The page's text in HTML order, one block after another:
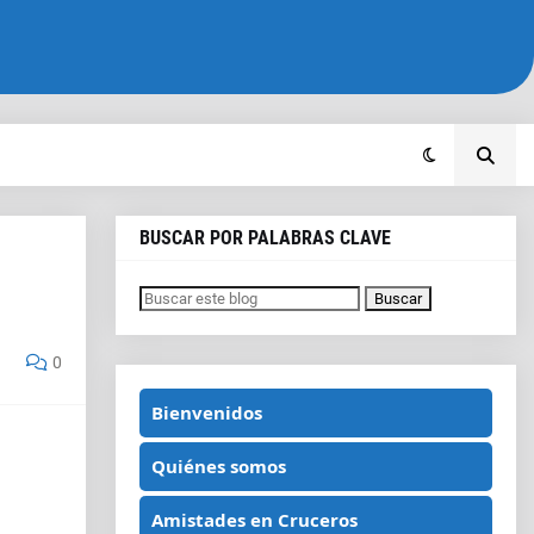
0
BUSCAR POR PALABRAS CLAVE
Bienvenidos
Quiénes somos
Amistades en Cruceros